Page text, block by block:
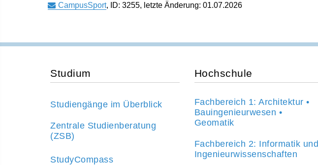
CampusSport, ID: 3255, letzte Änderung: 01.07.2026
Studium
Studiengänge im Überblick
Zentrale Studienberatung
(ZSB)
StudyCompass
Hochschule
Fachbereich 1: Architektur •
Bauingenieurwesen •
Geomatik
Fachbereich 2: Informatik und
Ingenieurwissenschaften